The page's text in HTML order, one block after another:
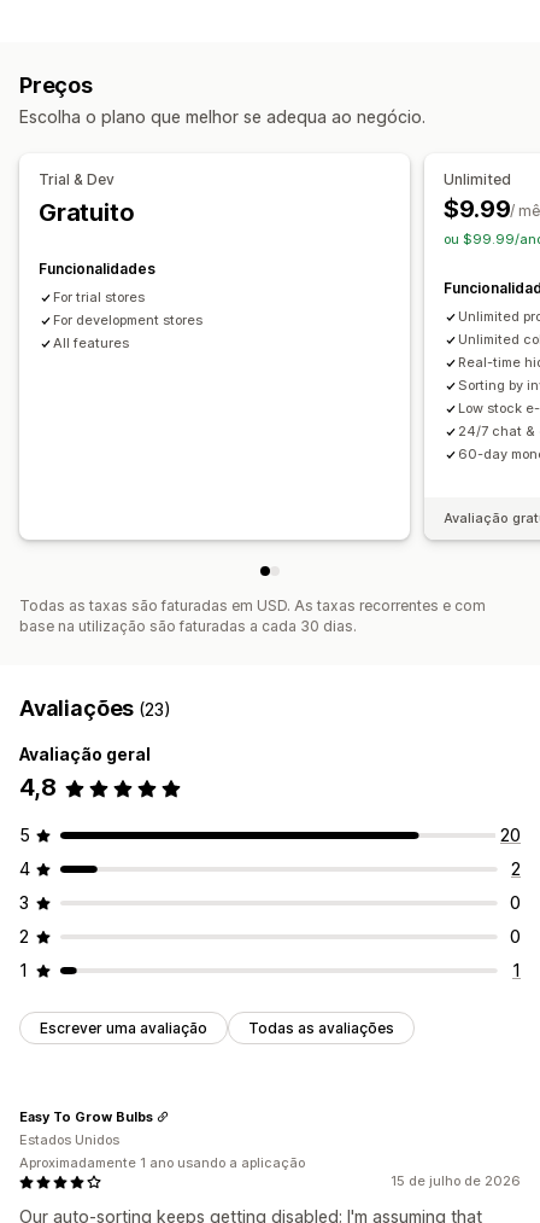
Gestão de encomendas
Notificações e análise de dados
Notificações de reabastecimento
Alertas de stock baixo
Notificações de esgotado
Notificações por e-mail
Redirecionar
Preços
Escolha o plano que melhor se adequa ao negócio.
Trial & Dev
Gratuito
Funcionalidades
For trial stores
For development stores
All features
Unlimited
$9.99/
ou $99.99/
Unlimited
Unlimited
Real-time
Sorting by
Low stock
24/7 chat &
60-day
Avaliação
Todas as taxas são faturadas em USD. As taxas recorrentes e com
base na utilização são faturadas a cada 30 dias.
Avaliações (23)
Avaliação geral
4,8
5
20
4
2
3
0
2
0
1
1
Escrever uma avaliação Todas as avaliações
15 de julho de 2026
Our auto-sorting keeps getting disabled; I'm assuming that
Easy To Grow Bulbs
Estados Unidos
Aproximadamente 1 ano usando a aplicação